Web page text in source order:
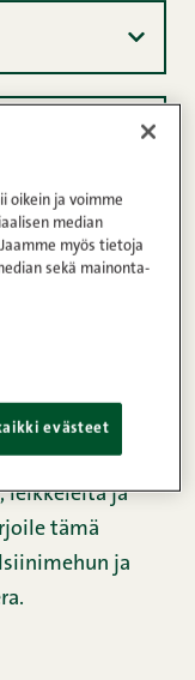
itseäsi
sitrusjugurttia
viimeisteltyjä
leikkeleitä ja
tämä
ja
oikein ja voimme
median
myös tietoja
sekä mainonta-
evästeet